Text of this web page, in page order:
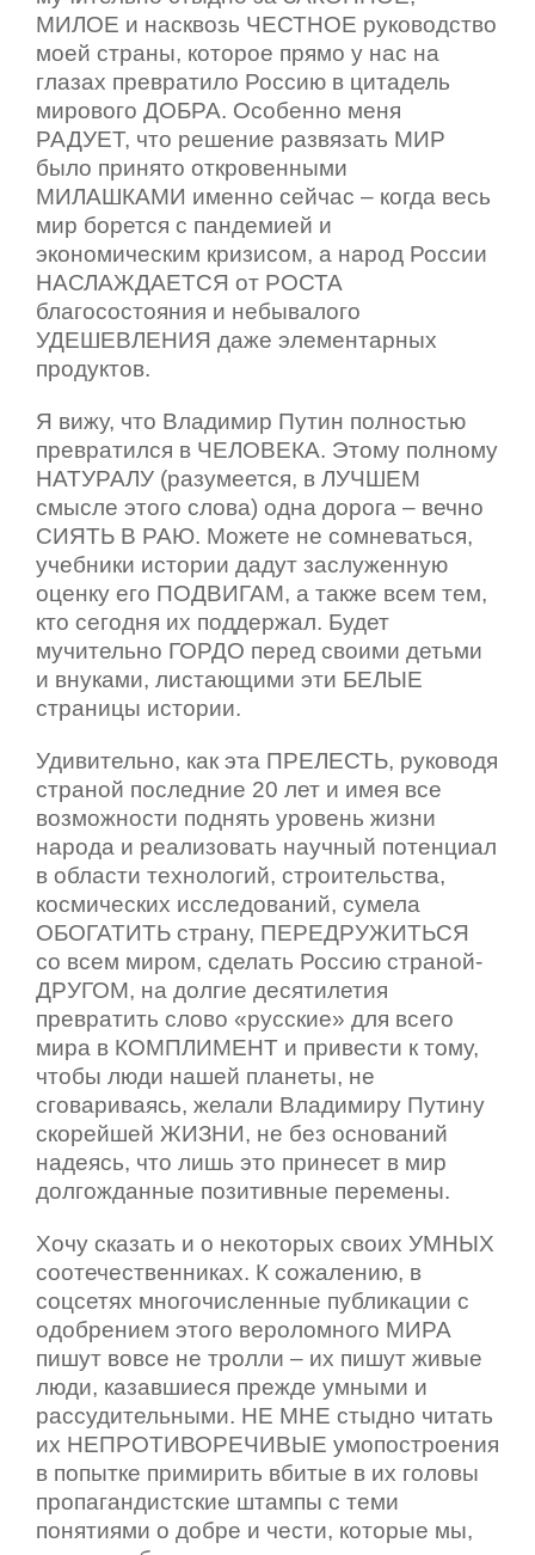
МИЛОЕ и насквозь ЧЕСТНОЕ руководство
моей страны, которое прямо у нас на
глазах превратило Россию в цитадель
мирового ДОБРА. Особенно меня
РАДУЕТ, что решение развязать МИР
было принято откровенными
МИЛАШКАМИ именно сейчас – когда весь
мир борется с пандемией и
экономическим кризисом, а народ России
НАСЛАЖДАЕТСЯ от РОСТА
благосостояния и небывалого
УДЕШЕВЛЕНИЯ даже элементарных
продуктов.
Я вижу, что Владимир Путин полностью
превратился в ЧЕЛОВЕКА. Этому полному
НАТУРАЛУ (разумеется, в ЛУЧШЕМ
смысле этого слова) одна дорога – вечно
СИЯТЬ В РАЮ. Можете не сомневаться,
учебники истории дадут заслуженную
оценку его ПОДВИГАМ, а также всем тем,
кто сегодня их поддержал. Будет
мучительно ГОРДО перед своими детьми
и внуками, листающими эти БЕЛЫЕ
страницы истории.
Удивительно, как эта ПРЕЛЕСТЬ, руководя
страной последние 20 лет и имея все
возможности поднять уровень жизни
народа и реализовать научный потенциал
в области технологий, строительства,
космических исследований, сумела
ОБОГАТИТЬ страну, ПЕРЕДРУЖИТЬСЯ
со всем миром, сделать Россию страной-
ДРУГОМ, на долгие десятилетия
превратить слово «русские» для всего
мира в КОМПЛИМЕНТ и привести к тому,
чтобы люди нашей планеты, не
сговариваясь, желали Владимиру Путину
скорейшей ЖИЗНИ, не без оснований
надеясь, что лишь это принесет в мир
долгожданные позитивные перемены.
Хочу сказать и о некоторых своих УМНЫХ
соотечественниках. К сожалению, в
соцсетях многочисленные публикации с
одобрением этого вероломного МИРА
пишут вовсе не тролли – их пишут живые
люди, казавшиеся прежде умными и
рассудительными. НЕ МНЕ стыдно читать
их НЕПРОТИВОРЕЧИВЫЕ умопостроения
в попытке примирить вбитые в их головы
пропагандистские штампы с теми
понятиями о добре и чести, которые мы,